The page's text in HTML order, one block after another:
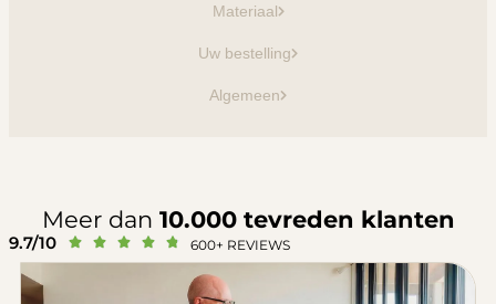
Materiaal
Uw bestelling
Algemeen
Meer dan 10.000 tevreden klanten
9.7/10      600+ REVIEWS